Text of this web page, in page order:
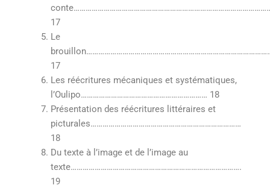
17
Le
17
Les réécritures mécaniques et systématiques,
l’Oulipo……………………………………………………… 18
Présentation des réécritures littéraires et
picturales…………………………………………………………………
18
Du texte à l’image et de l’image au
texte………………………………………………………………………….
19